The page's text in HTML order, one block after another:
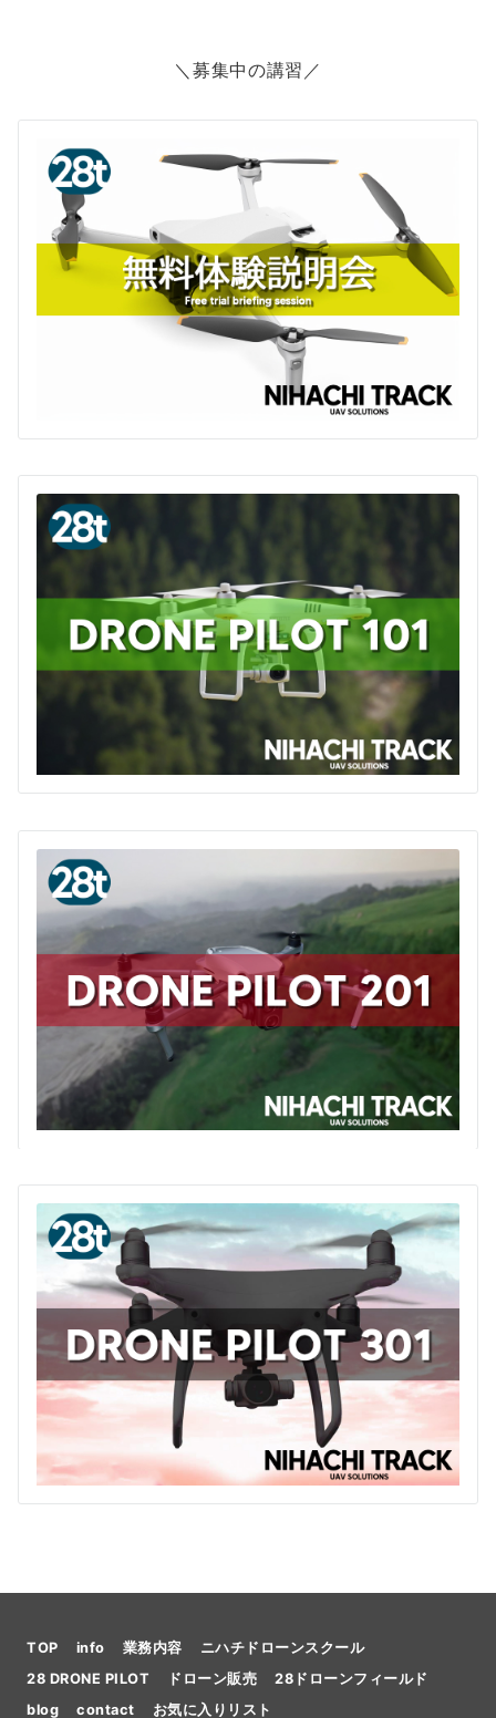
＼募集中の講習／
TOP info 業務内容
ニハチドローンスクール
28 DRONE PILOT
ドローン販売
28ドローンフィールド
blog
contact お気に入りリスト